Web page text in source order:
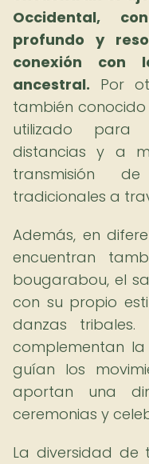
Occidental,
profundo y
conexión
ancestral. Por
también
utilizado para
distancias y a
transmisión
tradicionales a
Además, en
encuentran
bougarabou, el
con su propio
danzas
complementan
guían los
aportan una
ceremonias y
La diversidad de